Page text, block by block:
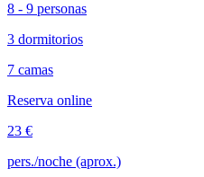
8 - 9 personas
3 dormitorios
7 camas
Reserva online
23 €
pers./noche (aprox.)